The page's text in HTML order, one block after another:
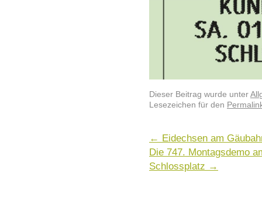
Dieser Beitrag wurde unter
Lesezeichen für den
← Eidechsen am
Die 747. Montagsdemo
Schlossplatz →